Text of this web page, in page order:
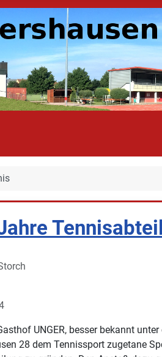
UNGER, besser bekannt unter
28 dem Tennissport zugetane